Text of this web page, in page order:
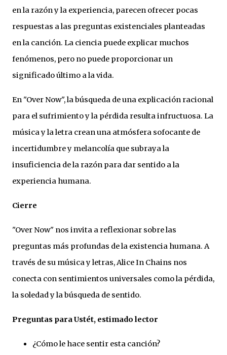
en la razón y la experiencia, parecen ofrecer pocas
respuestas a las preguntas existenciales planteadas
en la canción. La ciencia puede explicar muchos
fenómenos, pero no puede proporcionar un
significado último a la vida.
En "Over Now", la búsqueda de una explicación racional
para el sufrimiento y la pérdida resulta infructuosa. La
música y la letra crean una atmósfera sofocante de
incertidumbre y melancolía que subraya la
insuficiencia de la razón para dar sentido a la
experiencia humana.
Cierre
"Over Now" nos invita a reflexionar sobre las
preguntas más profundas de la existencia humana. A
través de su música y letras, Alice In Chains nos
conecta con sentimientos universales como la pérdida,
la soledad y la búsqueda de sentido.
Preguntas para Ustét, estimado lector
¿Cómo le hace sentir esta canción?